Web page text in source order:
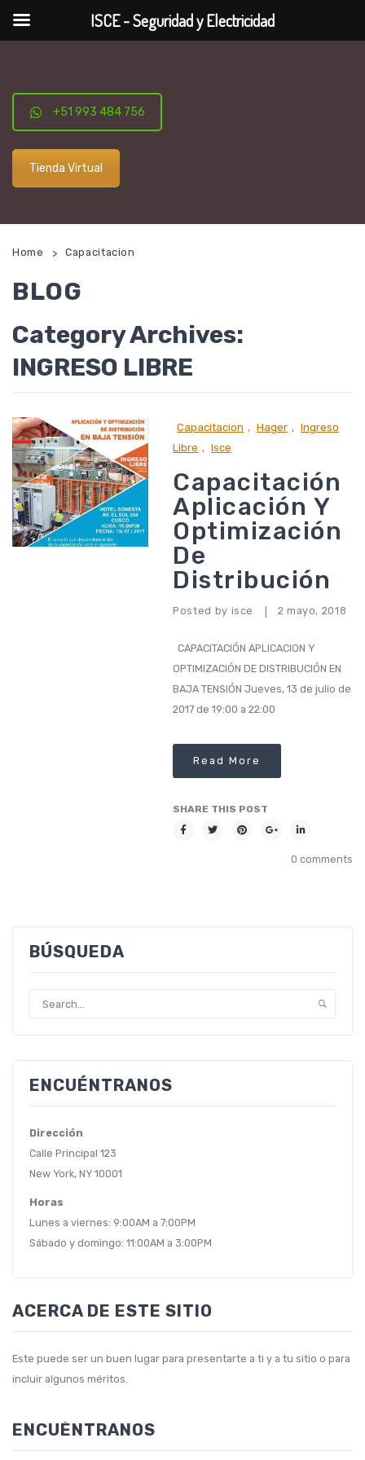
+51 993 484 756
Tienda Virtual
Home > Capacitacion
BLOG
Category Archives:
INGRESO LIBRE
Capacitacion , Hager , Ingreso
Libre , Isce
Capacitación
Aplicación Y
Optimización
De
Distribución
Posted by isce 2 mayo, 2018
CAPACITACIÓN APLICACION Y
OPTIMIZACIÓN DE DISTRIBUCIÓN EN
BAJA TENSIÓN Jueves, 13 de julio de
2017 de 19:00 a 22:00
Read More
SHARE THIS POST
0 comments
BÚSQUEDA
ENCUÉNTRANOS
Dirección
Calle Principal 123
New York, NY 10001
Horas
Lunes a viernes: 9:00AM a 7:00PM
Sábado y domingo: 11:00AM a 3:00PM
ACERCA DE ESTE SITIO
Este puede ser un buen lugar para presentarte a ti y a tu sitio o para
incluir algunos méritos.
ENCUÉNTRANOS
ISCE - Seguridad y Electricidad